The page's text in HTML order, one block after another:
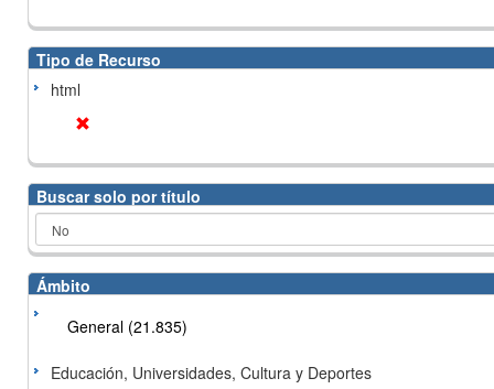
Tipo de Recurso
html
Buscar solo por título
Ámbito
General (21.835)
Educación, Universidades, Cultura y Deportes